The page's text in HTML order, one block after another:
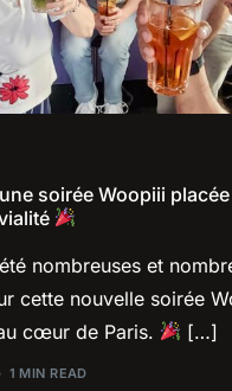
soirée Woopiii
nombreuses et
cette nouvelle soirée
cœur de Paris.
[…]
1 MIN READ